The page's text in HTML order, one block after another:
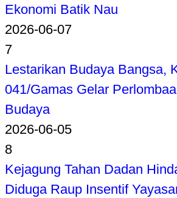
Ekonomi Batik Nau
2026-06-07
7
Lestarikan Budaya Bangsa,
041/Gamas Gelar
Budaya
2026-06-05
8
Kejagung Tahan Dadan
Diduga Raup Insentif